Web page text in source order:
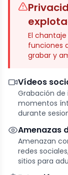
El
funciones
grabar y
Vídeos
Grabación
momentos
durante
Amenazas
Amenazan
redes
sitios para